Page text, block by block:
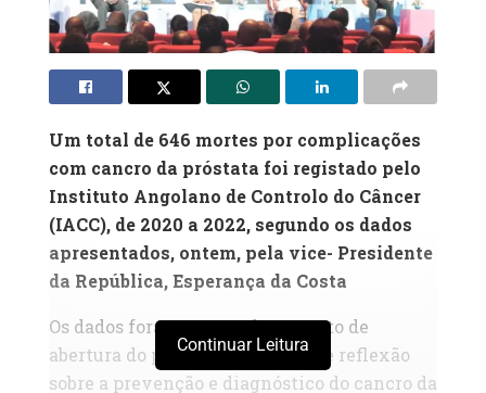
Um total de 646 mortes por complicações
com cancro da próstata foi registado pelo
Instituto Angolano de Controlo do Câncer
(IACC), de 2020 a 2022, segundo os dados
apresentados, ontem, pela vice- Presidente
da República, Esperança da Costa
Os dados foram avançados no acto de
abertura do primeiro encontro de reflexão
sobre a prevenção e diagnóstico do cancro da
Continuar Leitura